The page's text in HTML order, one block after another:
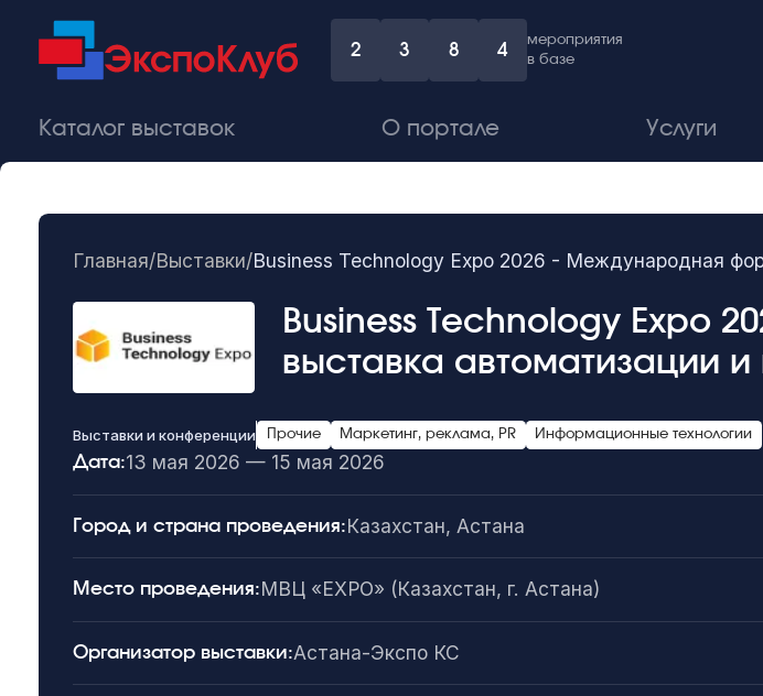
2 3 8 4
мероприятия
в базе
Каталог выставок О портале Услуги
Главная/Выставки/Business Technology Expo 2026 - Международная
Business Technology Expo
выставка автоматизации
Выставки и конференции Прочие Маркетинг, реклама, PR Информационные технологии
Дата:13 мая 2026 — 15 мая 2026
Город и страна проведения:Казахстан, Астана
Место проведения:МВЦ «EXPO» (Казахстан, г. Астана)
Организатор выставки:Астана-Экспо КС